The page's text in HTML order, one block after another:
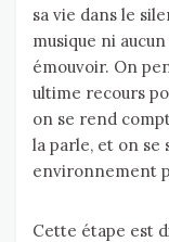
sa vie dans le
musique ni
émouvoir. On
ultime recours
on se rend
la parle, et on se
environnement
Cette étape est